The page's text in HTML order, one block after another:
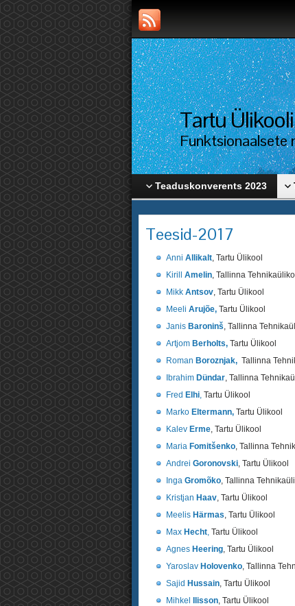
Tartu
Funktsionaalsete
Teaduskonverents 2023
Teesid-2017
Anni Allikalt, Tartu Ülikool
Kirill
Amelin, Tallinna
Mikk Antsov, Tartu Ülikool
Meeli Arujõe, Tartu Ülikool
Janis Baroninš, Tallinna
Artjom Berholts, Tartu Ülikool
Roman Boroznjak, Tallinna
Ibrahim Dündar, Tallinna
Fred Elhi, Tartu Ülikool
Marko Eltermann, Tartu Ülikool
Kalev Erme, Tartu Ülikool
Maria Fomitšenko, Tallinna
Andrei Goronovski, Tartu Ülikool
Inga Gromõko, Tallinna
Kristjan Haav, Tartu Ülikool
Meelis Härmas, Tartu Ülikool
Max Hecht, Tartu Ülikool
Agnes Heering, Tartu Ülikool
Yaroslav Holovenko, Tallinna
Sajid Hussain, Tartu Ülikool
Mihkel
Ilisson, Tartu Ülikool